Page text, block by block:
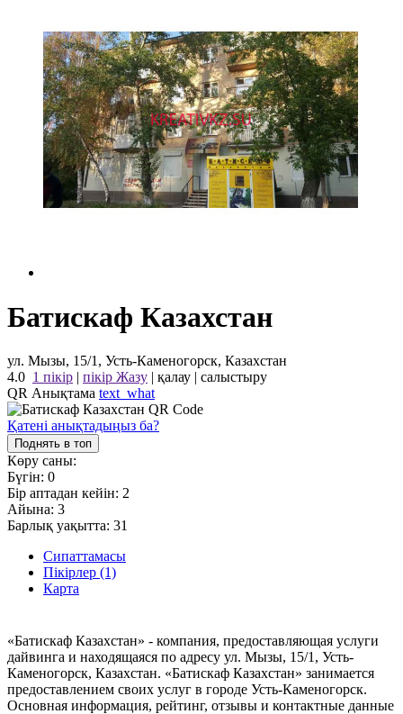
Батискаф Казахстан
ул. Мызы, 15/1, Усть-Каменогорск, Казахстан
4.0 1 пікір | пікір Жазу | қалау | салыстыру
QR Анықтама text_what
Қатені анықтадыңыз ба?
Поднять в топ
Көру саны:
Бүгін: 0
Бір аптадан кейін: 2
Айына: 3
Барлық уақытта: 31
Сипаттамасы
Пікірлер (1)
Карта
«Батискаф Казахстан» - компания, предоставляющая услуги
дайвинга и находящаяся по адресу ул. Мызы, 15/1, Усть-
Каменогорск, Казахстан. «Батискаф Казахстан» занимается
предоставлением своих услуг в городе Усть-Каменогорск.
Основная информация, рейтинг, отзывы и контактные данные